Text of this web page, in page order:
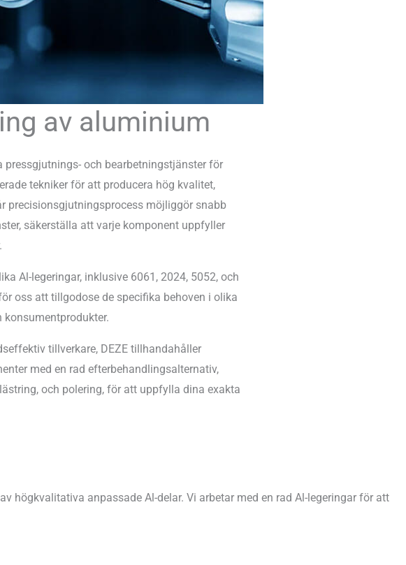
av aluminium
pressgjutnings- och bearbetningstjänster för
tekniker för att producera hög kvalitet,
precisionsgjutningsprocess möjliggör snabb
säkerställa att varje komponent uppfyller
Al-legeringar, inklusive 6061, 2024, 5052, och
oss att tillgodose de specifika behoven i olika
konsumentprodukter.
tillverkare, DEZE tillhandahåller
med en rad efterbehandlingsalternativ,
och polering, för att uppfylla dina exakta
högkvalitativa anpassade Al-delar. Vi arbetar med en rad Al-legeringar för att